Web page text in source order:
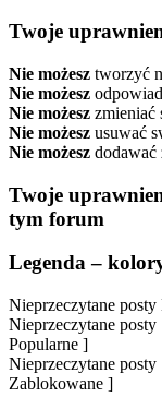
Twoje
Nie możesz tworzyć
Nie możesz
Nie możesz zmieniać
Nie możesz usuwać
Nie możesz dodawać
Twoje
tym forum
Legenda –
Nieprzeczytane posty
Nieprzeczytane
Popularne ]
Nieprzeczytane
Zablokowane ]